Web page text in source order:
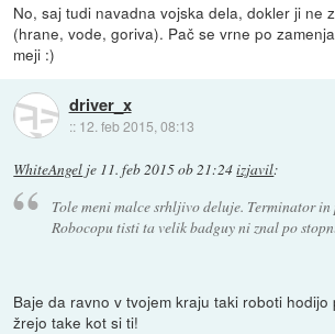
No, saj tudi navadna vojska dela, dokler ji ne
(hrane, vode, goriva). Pač se vrne po
meji :)
driver_x
:: 12. feb 2015, 08:13
WhiteAngel je 11. feb 2015 ob 21:24izjavil:
Tole meni malce srhljivo deluje. Terminator in
Robocopu tisti ta velik badguy ni znal po
Baje da ravno v tvojem kraju taki roboti hodijo
žrejo take kot si ti!